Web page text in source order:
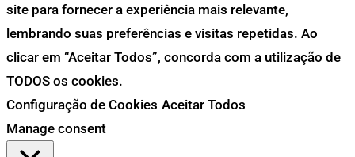
site para fornecer a experiência mais relevante,
lembrando suas preferências e visitas repetidas. Ao
clicar em “Aceitar Todos”, concorda com a utilização de
TODOS os cookies.
Configuração de Cookies Aceitar Todos
Manage consent